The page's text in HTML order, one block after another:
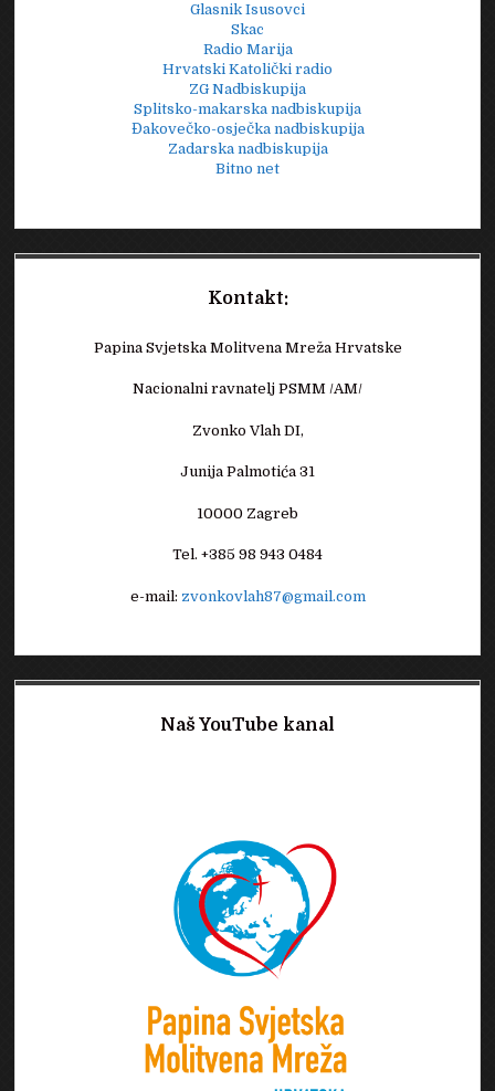
Glasnik Isusovci
Skac
Radio Marija
Hrvatski Katolički radio
ZG Nadbiskupija
Splitsko-makarska nadbiskupija
Đakovečko-osječka nadbiskupija
Zadarska nadbiskupija
Bitno net
Kontakt:
Papina Svjetska Molitvena Mreža Hrvatske
Nacionalni ravnatelj PSMM /AM/
Zvonko Vlah DI,
Junija Palmotića 31
10000 Zagreb
Tel. +385 98 943 0484
e-mail: zvonkovlah87@gmail.com
Naš YouTube kanal